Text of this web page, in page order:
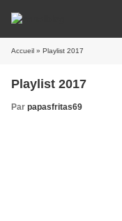
Accueil » Playlist 2017
Playlist 2017
Par papasfritas69